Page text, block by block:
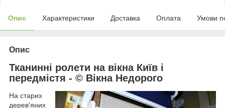
Опис Характеристики Доставка Оплата Умови
Опис
Тканинні ролети на вікна Київ і
передмістя - © Вікна Недорого
На старих
дерев'яних